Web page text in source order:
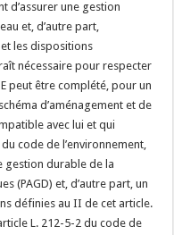
d’assurer une gestion
et, d’autre part,
les dispositions
nécessaire pour respecter
peut être complété, pour un
d’aménagement et de
avec lui et qui
code de l’environnement,
gestion durable de la
(PAGD) et, d’autre part, un
définies au II de cet article.
L. 212-5-2 du code de